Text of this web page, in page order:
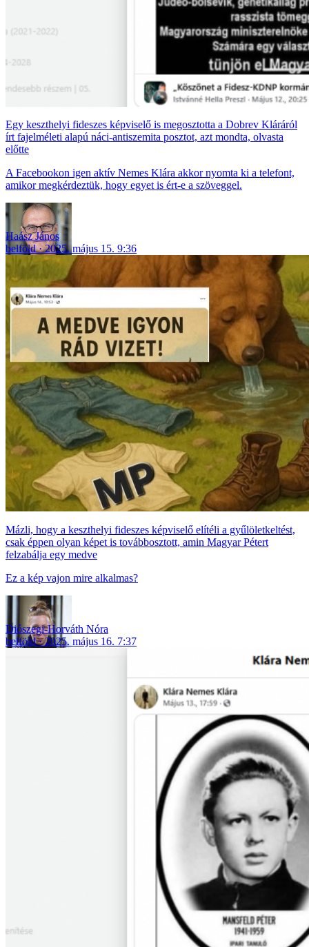
Egy keszthelyi fideszes képviselő is megosztotta a Dobrev Kláráról
írt fajelméleti alapú náci-antiszemita posztot, azt mondta, olvasta
előtte
A Facebookon igen aktív Nemes Klára akkor nyomta ki a telefont,
amikor megkérdeztük, hogy egyet is ért-e a szöveggel.
Haász János
belföld
2025. május 15. 9:36
Mázli, hogy a keszthelyi fideszes képviselő elítéli a gyűlöletkeltést,
csak éppen olyan képet is továbbosztott, amin Magyar Pétert
felzabálja egy medve
Ez a kép vajon mire alkalmas?
Diószegi-Horváth Nóra
belföld
2025. május 16. 7:37